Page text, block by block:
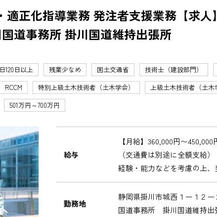
適正化指導業務 発注者支援業務【求
道事務所 掛川国道維持出張所
120日以上 残業少なめ 国土交通省
技術士（建設部門）
RCCM 特別上級土木技術者（土木学会）
上級土木技術者（土木
501万円～700万円
給与
【月給】360,000円〜450,000
（交通費は別途に全額支給）
経験・能力などを考慮の上
勤務地
静岡県掛川市城西１ー１
国道事務所 掛川国道維持出